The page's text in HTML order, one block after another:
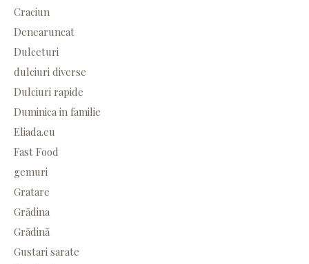
Craciun
Denearuncat
Dulceturi
dulciuri diverse
Dulciuri rapide
Duminica in familie
Eliada.eu
Fast Food
gemuri
Gratare
Grădina
Grădină
Gustari sarate